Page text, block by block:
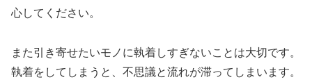
心してください。
また引き寄せたいモノに執着しすぎないことは大切です。
執着をしてしまうと、不思議と流れが滞ってしまいます。